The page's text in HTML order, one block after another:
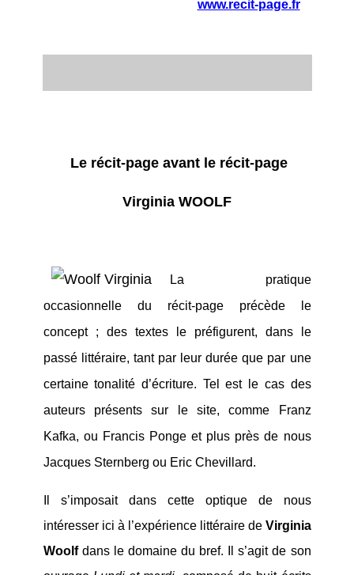
www.recit-page.fr
Le récit-page avant le récit-page
Virginia WOOLF
La pratique
occasionnelle du récit-page précède le
concept ; des textes le préfigurent, dans le
passé littéraire, tant par leur durée que par une
certaine tonalité d’écriture. Tel est le cas des
auteurs présents sur le site, comme Franz
Kafka, ou Francis Ponge et plus près de nous
Jacques Sternberg ou Eric Chevillard.
Il s’imposait dans cette optique de nous
intéresser ici à l’expérience littéraire de Virginia
Woolfdans le domaine du bref. Il s’agit de son